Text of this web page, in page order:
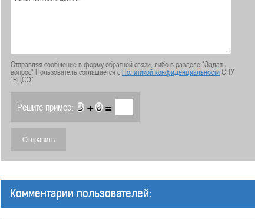
Отправляя сообщение в форму обратной связи, либо в разделе "Задать
вопрос" Пользователь соглашается сПолитикой конфиденциальностиСЧУ
"РЦСЭ"
Решите пример: + =
Комментарии пользователей: